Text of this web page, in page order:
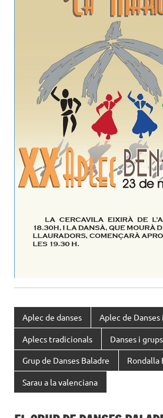
Aplec de danses Aplec de Danses
Aplecs tradicionals Danses i
Grup de Danses Baladre Rondalla
Sarau a la valenciana